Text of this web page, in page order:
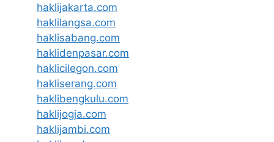
haklijakarta.com
haklilangsa.com
haklisabang.com
haklidenpasar.com
haklicilegon.com
hakliserang.com
haklibengkulu.com
haklijogja.com
haklijambi.com